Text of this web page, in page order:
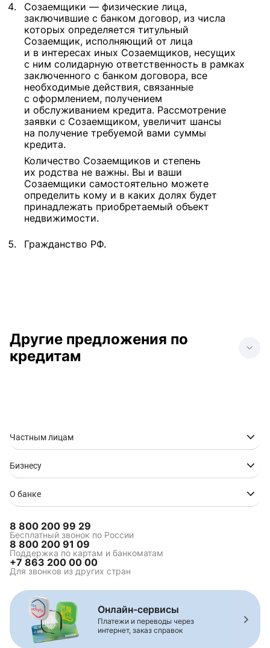
Созаемщики — физические лица,
заключившие с банком договор, из числа
которых определяется титульный
Созаемщик, исполняющий от лица
и в интересах иных Созаемщиков, несущих
с ним солидарную ответственность в рамках
заключенного с банком договора, все
необходимые действия, связанные
с оформлением, получением
и обслуживанием кредита. Рассмотрение
заявки с Созаемщиком, увеличит шансы
на получение требуемой вами суммы
кредита.
Количество Созаемщиков и степень
их родства не важны. Вы и ваши
Созаемщики самостоятельно можете
определить кому и в каких долях будет
принадлежать приобретаемый объект
недвижимости.
Гражданство РФ.
Другие предложения по
кредитам
финансовую платформу
«Финуслуги»
Кредит без кредитной
истории
подтверждения дохода
Кредит без залога и
Кредит "Быстрый"
Кредит для студентов
Кредит наличными под
низкий процент
бюджетников и
процентной ставкой
Срочный кредит за 5
минут
Онлайн заявка на
кредит
Частным лицам
Бизнесу
О банке
8 800 200 99 29
Бесплатный звонок по России
8 800 200 91 09
Поддержка по картам и банкоматам
+7 863 200 00 00
Для звонков из других стран
Онлайн-сервисы
Платежи и переводы через
интернет, заказ справок